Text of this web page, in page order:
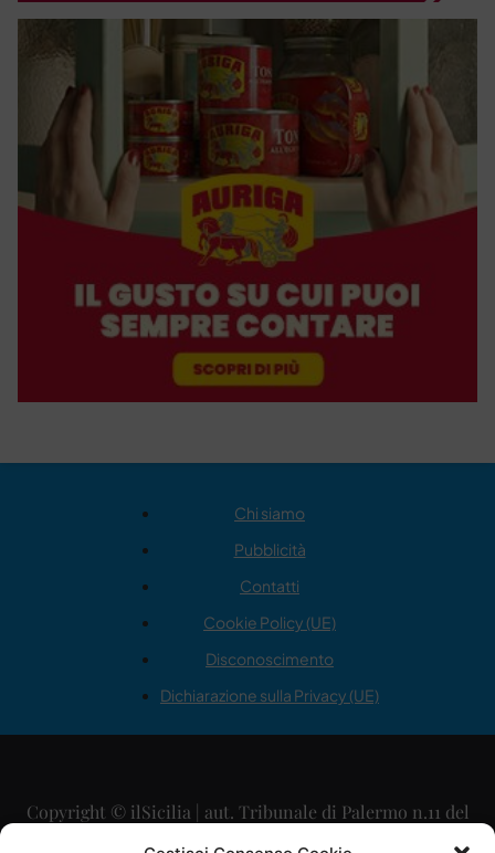
Chi siamo
Pubblicità
Contatti
Cookie Policy (UE)
Disconoscimento
Dichiarazione sulla Privacy (UE)
Copyright © ilSicilia | aut. Tribunale di Palermo n.11 del
29/09/2015